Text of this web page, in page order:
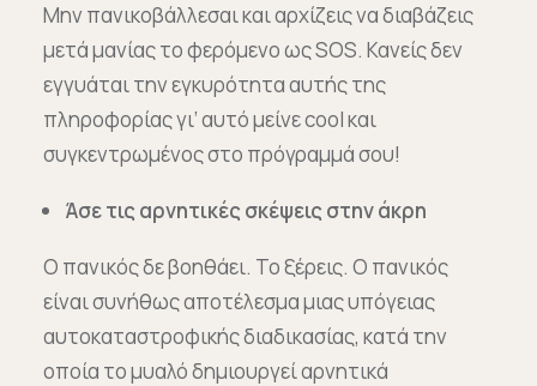
Μην πανικοβάλλεσαι και αρχίζεις να διαβάζεις
μετά μανίας το φερόμενο ως SOS. Κανείς δεν
εγγυάται την εγκυρότητα αυτής της
πληροφορίας γι’ αυτό μείνε cool και
συγκεντρωμένος στο πρόγραμμά σου!
Άσε τις αρνητικές σκέψεις στην άκρη
Ο πανικός δε βοηθάει. Το ξέρεις. Ο πανικός
είναι συνήθως αποτέλεσμα μιας υπόγειας
αυτοκαταστροφικής διαδικασίας, κατά την
οποία το μυαλό δημιουργεί αρνητικά